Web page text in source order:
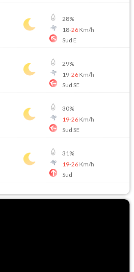
28%
18-26Km/h
Sud E
29%
19-26Km/h
Sud SE
30%
19-26Km/h
Sud SE
31%
19-26Km/h
Sud